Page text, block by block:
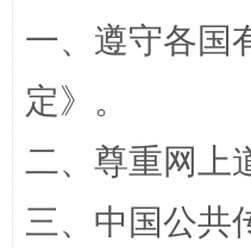
国家大学科技园优化
一、遵守各国
定》。
二、尊重网上
三、中国公共